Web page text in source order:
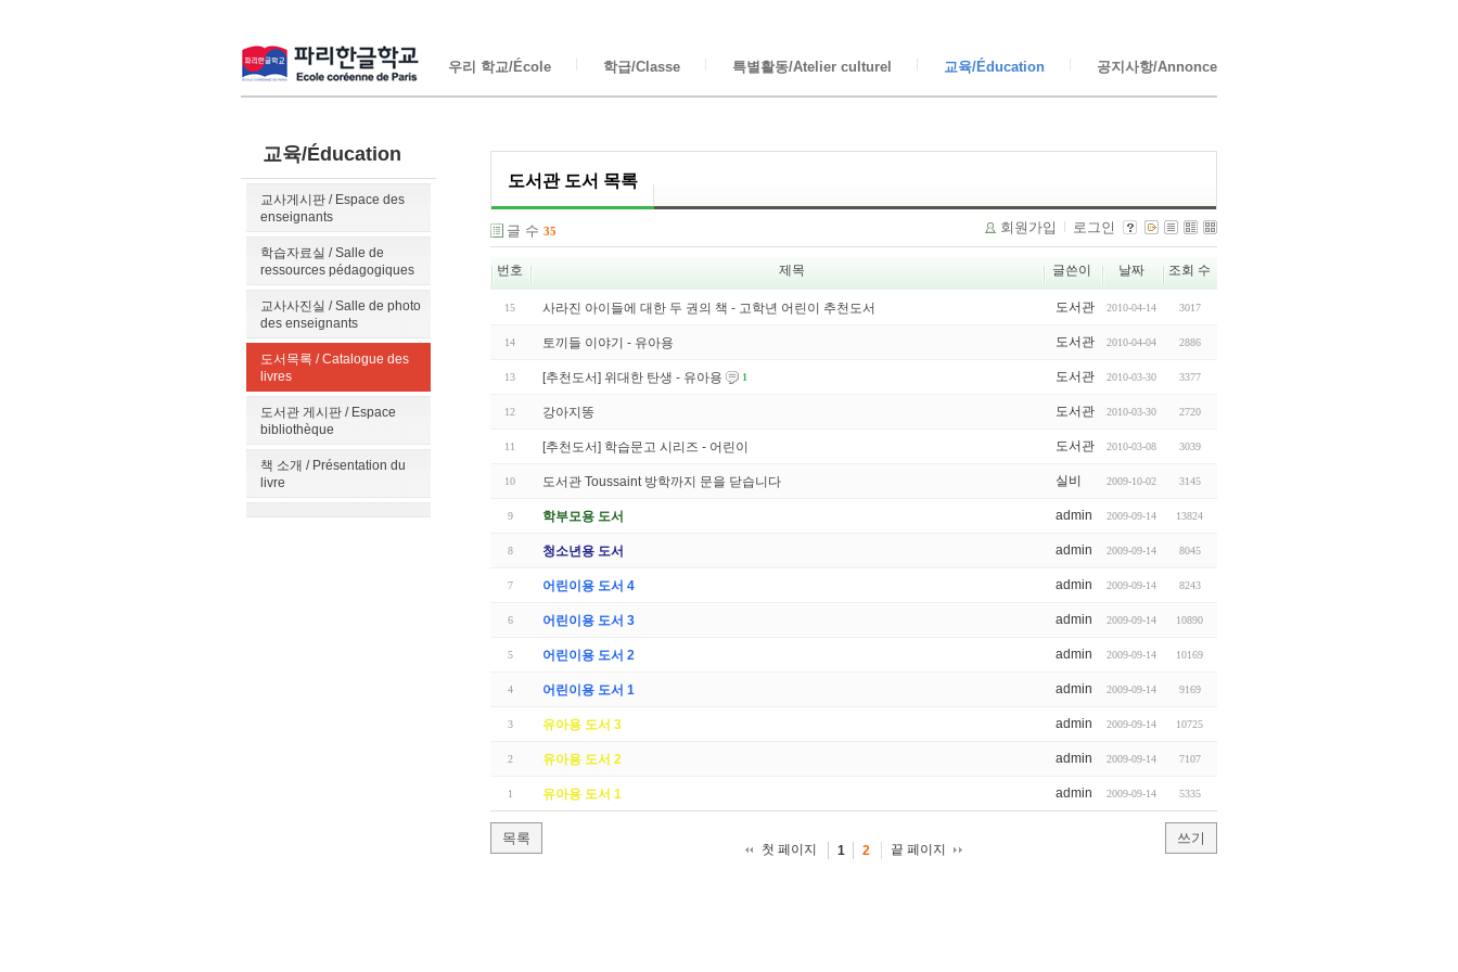
우리 학교/École 학급/Classe 특별활동/Atelier culturel 교육/Éducation 공지사항/Annonce
교육/Éducation
교사게시판 / Espace des
enseignants
학습자료실 / Salle de
ressources pédagogiques
교사사진실 / Salle de photo
des enseignants
도서목록 / Catalogue des
livres
도서관 게시판 / Espace
bibliothèque
책 소개 / Présentation du
livre
도서관 도서 목록
글 수 35 회원가입 로그인
번호 제목 글쓴이 날짜 조회 수
15 사라진 아이들에 대한 두 권의 책 - 고학년 어린이 추천도서 도서관 2010-04-14 3017
14 토끼들 이야기 - 유아용 도서관 2010-04-04 2886
13 [추천도서] 위대한 탄생 - 유아용 1 도서관 2010-03-30 3377
12 강아지똥 도서관 2010-03-30 2720
11 [추천도서] 학습문고 시리즈 - 어린이 도서관 2010-03-08 3039
10 도서관 Toussaint 방학까지 문을 닫습니다 실비 2009-10-02 3145
9 학부모용 도서 admin 2009-09-14 13824
8 청소년용 도서 admin 2009-09-14 8045
7 어린이용 도서 4 admin 2009-09-14 8243
6 어린이용 도서 3 admin 2009-09-14 10890
5 어린이용 도서 2 admin 2009-09-14 10169
4 어린이용 도서 1 admin 2009-09-14 9169
3 유아용 도서 3 admin 2009-09-14 10725
2 유아용 도서 2 admin 2009-09-14 7107
1 유아용 도서 1 admin 2009-09-14 5335
목록 쓰기
첫 페이지 1 2 끝 페이지